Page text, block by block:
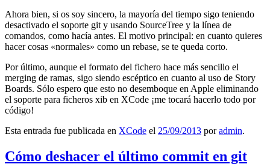
Ahora bien, si os soy sincero, la mayoría del tiempo sigo teniendo
desactivado el soporte git y usando SourceTree y la línea de
comandos, como hacía antes. El motivo principal: en cuanto quieres
hacer cosas «normales» como un rebase, se te queda corto.
Por último, aunque el formato del fichero hace más sencillo el
merging de ramas, sigo siendo escéptico en cuanto al uso de Story
Boards. Sólo espero que esto no desemboque en Apple eliminando
el soporte para ficheros xib en XCode ¡me tocará hacerlo todo por
código!
Esta entrada fue publicada en XCode el 25/09/2013 poradmin.
Cómo deshacer el último commit en git